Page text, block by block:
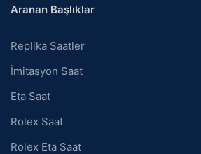
Aranan Başlıklar
Replika Saatler
İmitasyon Saat
Eta Saat
Rolex Saat
Rolex Eta Saat